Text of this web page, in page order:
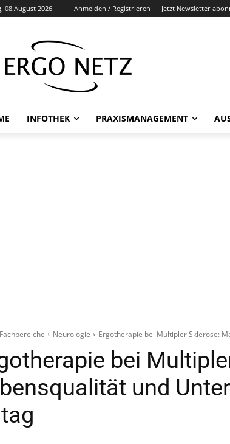
08.August 2026 Anmelden / Registrieren Jetzt Newsletter
INFOTHEK PRAXISMANAGEMENT
Fachbereiche Neurologie Ergotherapie bei Multipler Sklerose:
bei
und